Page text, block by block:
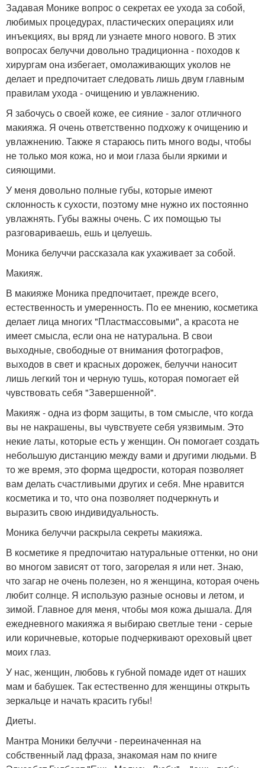
Задавая Монике вопрос о секретах ее ухода за собой,
любимых процедурах, пластических операциях или
инъекциях, вы вряд ли узнаете много нового. В этих
вопросах белуччи довольно традиционна - походов к
хирургам она избегает, омолаживающих уколов не
делает и предпочитает следовать лишь двум главным
правилам ухода - очищению и увлажнению.
Я забочусь о своей коже, ее сияние - залог отличного
макияжа. Я очень ответственно подхожу к очищению и
увлажнению. Также я стараюсь пить много воды, чтобы
не только моя кожа, но и мои глаза были яркими и
сияющими.
У меня довольно полные губы, которые имеют
склонность к сухости, поэтому мне нужно их постоянно
увлажнять. Губы важны очень. С их помощью ты
разговариваешь, ешь и целуешь.
Моника белуччи рассказала как ухаживает за собой.
Макияж.
В макияже Моника предпочитает, прежде всего,
естественность и умеренность. По ее мнению, косметика
делает лица многих "Пластмассовыми", а красота не
имеет смысла, если она не натуральна. В свои
выходные, свободные от внимания фотографов,
выходов в свет и красных дорожек, белуччи наносит
лишь легкий тон и черную тушь, которая помогает ей
чувствовать себя "Завершенной".
Макияж - одна из форм защиты, в том смысле, что когда
вы не накрашены, вы чувствуете себя уязвимым. Это
некие латы, которые есть у женщин. Он помогает создать
небольшую дистанцию между вами и другими людьми. В
то же время, это форма щедрости, которая позволяет
вам делать счастливыми других и себя. Мне нравится
косметика и то, что она позволяет подчеркнуть и
выразить свою индивидуальность.
Моника белуччи раскрыла секреты макияжа.
В косметике я предпочитаю натуральные оттенки, но они
во многом зависят от того, загорелая я или нет. Знаю,
что загар не очень полезен, но я женщина, которая очень
любит солнце. Я использую разные основы и летом, и
зимой. Главное для меня, чтобы моя кожа дышала. Для
ежедневного макияжа я выбираю светлые тени - серые
или коричневые, которые подчеркивают ореховый цвет
моих глаз.
У нас, женщин, любовь к губной помаде идет от наших
мам и бабушек. Так естественно для женщины открыть
зеркальце и начать красить губы!
Диеты.
Мантра Моники белуччи - переиначенная на
собственный лад фраза, знакомая нам по книге